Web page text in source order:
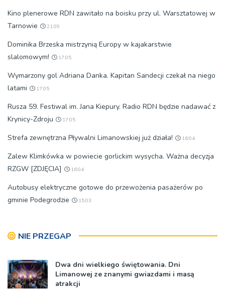
Kino plenerowe RDN zawitało na boisku przy ul. Warsztatowej w
Tarnowie
21:09
Dominika Brzeska mistrzynią Europy w kajakarstwie
slalomowym!
17:05
Wymarzony gol Adriana Danka. Kapitan Sandecji czekał na niego
latami
17:05
Rusza 59. Festiwal im. Jana Kiepury. Radio RDN będzie nadawać z
Krynicy-Zdroju
17:05
Strefa zewnętrzna Pływalni Limanowskiej już działa! 16:04
Zalew Klimkówka w powiecie gorlickim wysycha. Ważna decyzja
RZGW [ZDJĘCIA]
16:04
Autobusy elektryczne gotowe do przewożenia pasażerów po
gminie Podegrodzie
15:03
NIE PRZEGAP
Dwa dni wielkiego świętowania. Dni
Limanowej ze znanymi gwiazdami i masą
atrakcji